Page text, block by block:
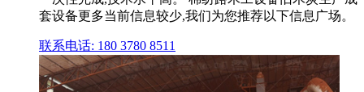
套设备更多当前信息较少,我们为您推荐以下信息广场。
联系电话: 180 3780 8511